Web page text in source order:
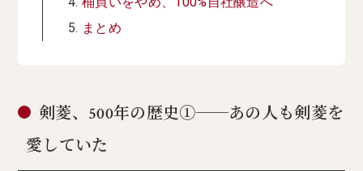
まとめ
剣菱、500年の歴史①──あの人も剣菱を
愛していた